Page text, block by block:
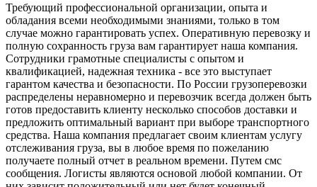
Требующий профессиональной организации, опыта и
обладания всеми необходимыми знаниями, только в том
случае можно гарантировать успех. Оперативную перевозку и
полную сохранность груза вам гарантирует наша компания.
Сотрудники грамотные специалисты с опытом и
квалификацией, надежная техника - все это выступает
гарантом качества и безопасности. По России грузоперевозки
распределены неравномерно и перевозчик всегда должен быть
готов предоставить клиенту несколько способов доставки и
предложить оптимальный вариант при выборе транспортного
средства. Наша компания предлагает своим клиентам услугу
отслеживания груза, вы в любое время по пожеланию
получаете полный отчет в реальном времени. Путем смс
сообщения. Логисты являются основой любой компании. От